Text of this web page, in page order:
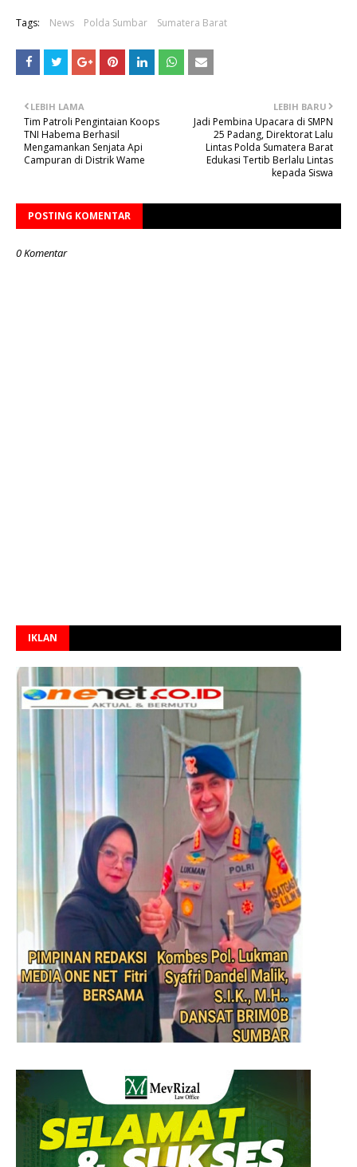
Tags: News Polda Sumbar Sumatera Barat
LEBIH BARU
Jadi Pembina Upacara di SMPN
25 Padang, Direktorat Lalu
Lintas Polda Sumatera Barat
Edukasi Tertib Berlalu Lintas
kepada Siswa
LEBIH LAMA
Tim Patroli Pengintaian Koops
TNI Habema Berhasil
Mengamankan Senjata Api
Campuran di Distrik Wame
POSTING KOMENTAR
0 Komentar
IKLAN